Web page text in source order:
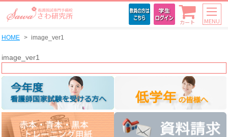
カート MENU
HOME image_ver1
image_ver1